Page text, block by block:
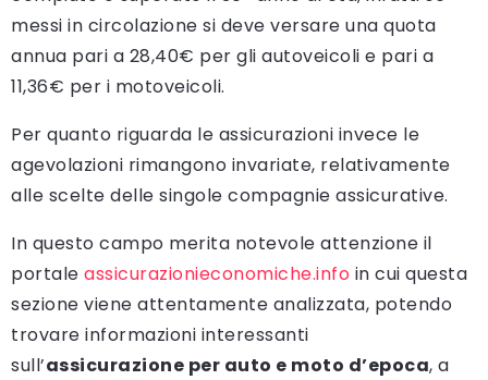
messi in circolazione si deve versare una quota
annua pari a 28,40€ per gli autoveicoli e pari a
11,36€ per i motoveicoli.
Per quanto riguarda le assicurazioni invece le
agevolazioni rimangono invariate, relativamente
alle scelte delle singole compagnie assicurative.
In questo campo merita notevole attenzione il
portale assicurazionieconomiche.info in cui questa
sezione viene attentamente analizzata, potendo
trovare informazioni interessanti
sull’assicurazione per auto e moto d’epoca, a